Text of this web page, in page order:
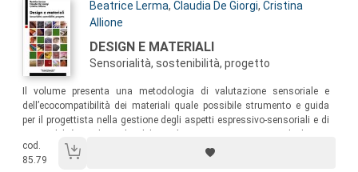
Autori:
Beatrice Lerma, Claudia De Giorgi, Cristina
Allione
Titolo:
DESIGN E MATERIALI
Sensorialità, sostenibilità, progetto
Sommario:
Il volume presenta una metodologia di valutazione sensoriale e
dell’ecocompatibilità dei materiali quale possibile strumento e guida
per il progettista nella gestione degli aspetti espressivo-sensoriali e di
multicriteria delle prestazioni sensoriali e ambientali dei materiali,
adattabile in relazione ai diversi contesti culturali.
cod.
85.79